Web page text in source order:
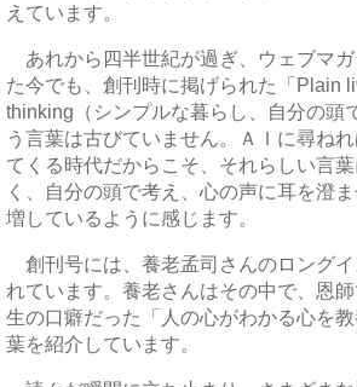
えています。
あれから四半世紀が過ぎ、ウェブマ
た今でも、創刊時に掲げられた「Plain
thinking（シンプルな暮らし、自分の頭
う言葉は古びていません。ＡＩに尋ね
てくる時代だからこそ、それらしい言
く、自分の頭で考え、心の声に耳を澄
増しているように感じます。
創刊号には、養老孟司さんのロングイ
れています。養老さんはその中で、恩
生の口癖だった「人の心がわかる心を
葉を紹介しています。